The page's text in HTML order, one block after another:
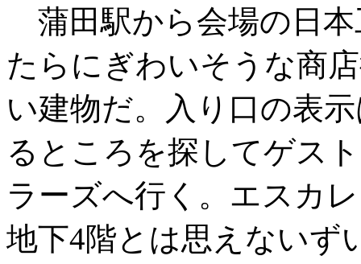
蒲田駅から会場の日
たらにぎわいそうな商
い建物だ。入り口の表
るところを探してゲス
ラーズへ行く。エスカ
地下4階とは思えないず